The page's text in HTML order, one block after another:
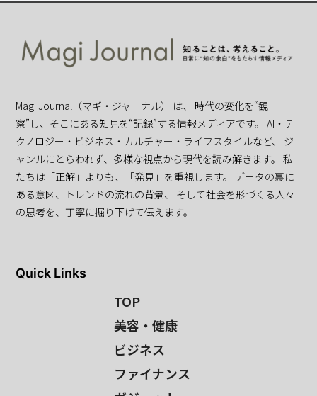
Magi Journal（マギ・ジャーナル） は、 時代の変化を“観
察”し、そこにある知見を“記録”する情報メディアです。 AI・テ
クノロジー・ビジネス・カルチャー・ライフスタイルなど、 ジ
ャンルにとらわれず、多様な視点から現代を読み解きます。 私
たちは「正解」よりも、「発見」を重視します。 データの裏に
ある意図、トレンドの流れの背景、 そして社会を形づくる人々
の思考を、丁寧に掘り下げて伝えます。
Quick Links
TOP
美容・健康
ビジネス
ファイナンス